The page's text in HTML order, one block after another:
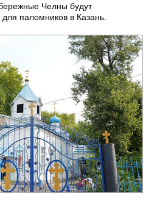
Челны будут
паломников в Казань.